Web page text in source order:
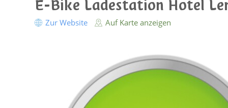
E-Bike Ladestation Hotel
Zur Website Auf Karte anzeigen